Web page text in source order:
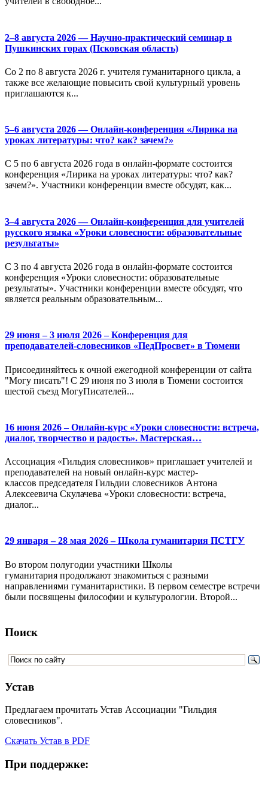
2–8 августа 2026 — Научно-практический семинар в
Пушкинских горах (Псковская область)
Со 2 по 8 августа 2026 г. учителя гуманитарного цикла, а
также все желающие повысить свой культурный уровень
приглашаются к...
5–6 августа 2026 — Онлайн-конференция «Лирика на
уроках литературы: что? как? зачем?»
С 5 по 6 августа 2026 года в онлайн-формате состоится
конференция «Лирика на уроках литературы: что? как?
зачем?». Участники конференции вместе обсудят, как...
3–4 августа 2026 — Онлайн-конференция для учителей
русского языка «Уроки словесности: образовательные
результаты»
С 3 по 4 августа 2026 года в онлайн-формате состоится
конференция «Уроки словесности: образовательные
результаты». Участники конференции вместе обсудят, что
является реальным образовательным...
29 июня – 3 июля 2026 – Конференция для
преподавателей-словесников «ПедПросвет» в Тюмени
Присоединяйтесь к очной ежегодной конференции от сайта
"Могу писать"! С 29 июня по 3 июля в Тюмени состоится
шестой съезд МогуПисателей...
16 июня 2026 – Онлайн-курс «Уроки словесности: встреча,
диалог, творчество и радость». Мастерская…
Ассоциация «Гильдия словесников» приглашает учителей и
преподавателей на новый онлайн-курс мастер-
классов председателя Гильдии словесников Антона
Алексеевича Скулачева «Уроки словесности: встреча,
диалог...
29 января – 28 мая 2026 – Школа гуманитария ПСТГУ
Во втором полугодии участники Школы
гуманитария продолжают знакомиться с разными
направлениями гуманитаристики. В первом семестре встречи
были посвящены философии и культурологии. Второй...
Поиск
Устав
Предлагаем прочитать Устав Ассоциации "Гильдия
словесников".
Скачать Устав в PDF
При поддержке: